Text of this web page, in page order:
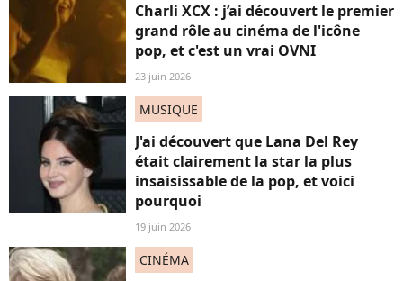
Charli XCX : j’ai découvert le premier
grand rôle au cinéma de l'icône
pop, et c'est un vrai OVNI
23 juin 2026
MUSIQUE
J'ai découvert que Lana Del Rey
était clairement la star la plus
insaisissable de la pop, et voici
pourquoi
19 juin 2026
CINÉMA